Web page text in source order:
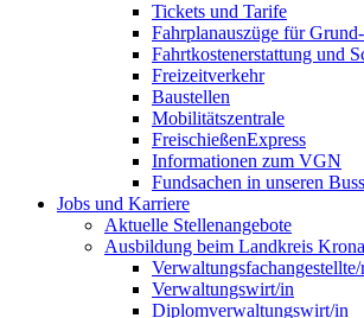
Tickets und Tarife
Fahrplanauszüge für
Fahrtkostenerstattung und
Freizeitverkehr
Baustellen
Mobilitätszentrale
FreischießenExpress
Informationen zum VGN
Fundsachen in unseren
Jobs und Karriere
Aktuelle Stellenangebote
Ausbildung beim Landkreis
Verwaltungsfachangestellte/
Verwaltungswirt/in
Diplomverwaltungswirt/in